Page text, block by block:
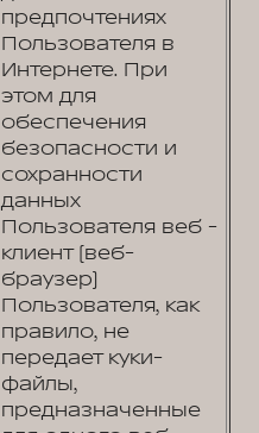
предпочтениях
Пользователя в
Интернете. При
этом для
обеспечения
безопасности и
сохранности
данных
Пользователя веб -
клиент (веб-
браузер)
Пользователя, как
правило, не
передает куки-
файлы,
предназначенные